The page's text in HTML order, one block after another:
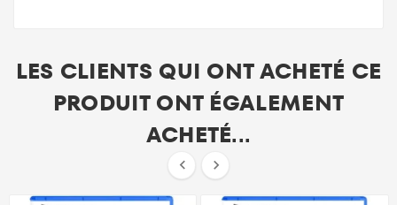
LES CLIENTS QUI ONT ACHETÉ CE
PRODUIT ONT ÉGALEMENT
ACHETÉ...
 